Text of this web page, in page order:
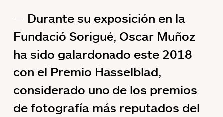
Durante su exposición en la
Fundació Sorigué, Oscar Muñoz
ha sido galardonado este 2018
con el Premio Hasselblad,
considerado uno de los premios
de fotografía más reputados del